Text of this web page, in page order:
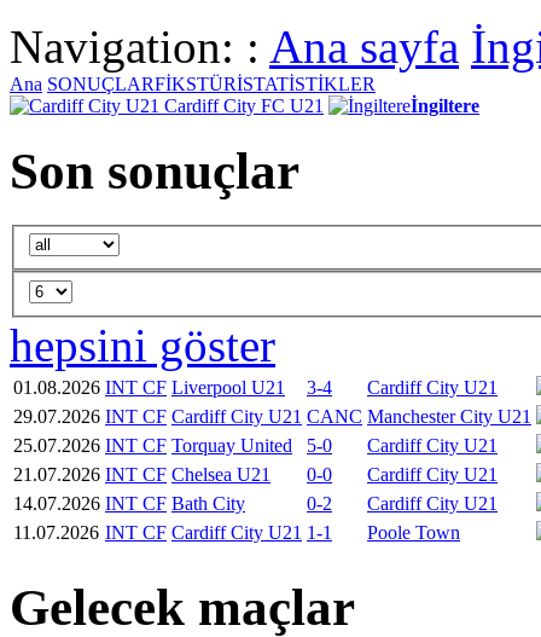
Navigation: : Ana sayfa
Ana SONUÇLARFİKSTÜRİSTATİSTİKLER
Cardiff City FC U21
İngiltere
Son sonuçlar
hepsini göster
01.08.2026 INT CF Liverpool U21 3-4
Cardiff City U21
29.07.2026 INT CF Cardiff City U21 CANC Manchester City U21
25.07.2026 INT CF Torquay United 5-0
Cardiff City U21
21.07.2026 INT CF Chelsea U21 0-0
Cardiff City U21
14.07.2026 INT CF Bath City 0-2
Cardiff City U21
11.07.2026 INT CF Cardiff City U21 1-1 Poole Town
Gelecek maçlar